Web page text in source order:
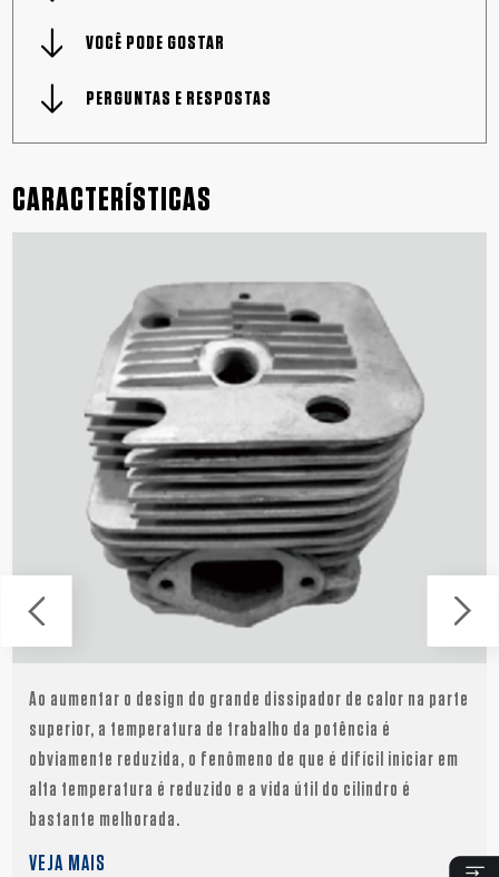
VOCÊ PODE GOSTAR
PERGUNTAS E RESPOSTAS
CARACTERÍSTICAS
Ao aumentar o design do grande dissipador de calor na parte
superior, a temperatura de trabalho da potência é
obviamente reduzida, o fenômeno de que é difícil iniciar em
alta temperatura é reduzido e a vida útil do cilindro é
bastante melhorada.
VEJA MAIS